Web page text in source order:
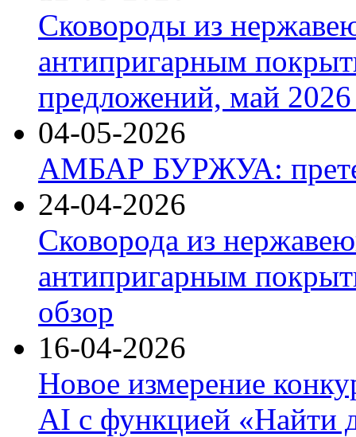
Сковороды из
антипригарным
предложений, май 2026
04-05-2026
АМБАР БУРЖУА:
24-04-2026
Сковорода из
антипригарным
обзор
16-04-2026
Новое измерение
AI с функцией «Найти